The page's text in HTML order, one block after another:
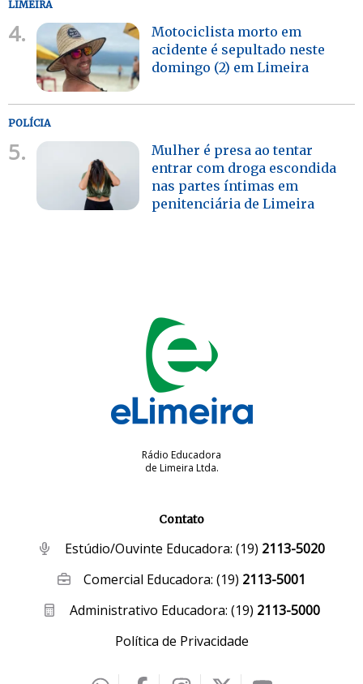
LIMEIRA
4.
Motociclista morto em
acidente é sepultado neste
domingo (2) em Limeira
POLÍCIA
5.
Mulher é presa ao tentar
entrar com droga escondida
nas partes íntimas em
penitenciária de Limeira
Rádio Educadora
de Limeira Ltda.
Contato
Estúdio/Ouvinte Educadora: (19) 2113-5020
Comercial Educadora:(19) 2113-5001
Administrativo Educadora: (19) 2113-5000
Política de Privacidade